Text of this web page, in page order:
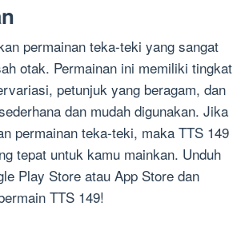
permainan teka-teki yang sangat
otak. Permainan ini memiliki tingkat
petunjuk yang beragam, dan
dan mudah digunakan. Jika
permainan teka-teki, maka TTS 149
tepat untuk kamu mainkan. Unduh
Play Store atau App Store dan
TTS 149!